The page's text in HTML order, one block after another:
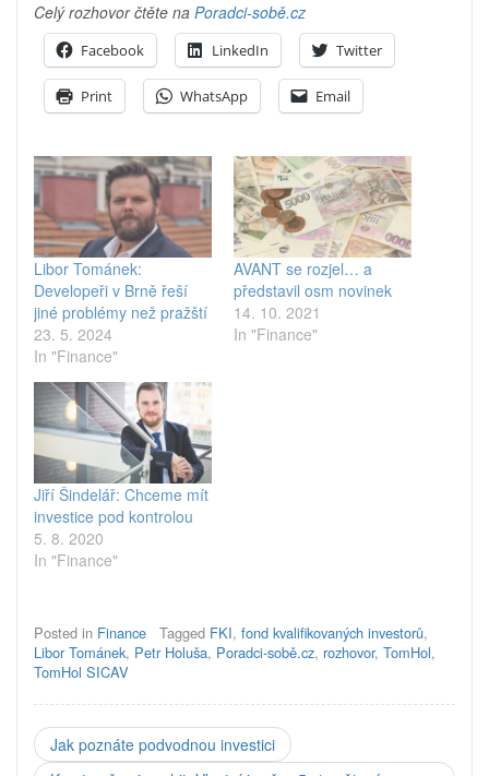
Celý rozhovor čtěte na Poradci-sobě.cz
Facebook LinkedIn Twitter
Print WhatsApp Email
Libor Tománek:
Developeři v Brně řeší
jiné problémy než pražští
23. 5. 2024
In "Finance"
AVANT se rozjel… a
představil osm novinek
14. 10. 2021
In "Finance"
Jiří Šindelář: Chceme mít
investice pod kontrolou
5. 8. 2020
In "Finance"
Posted in Finance Tagged FKI, fond kvalifikovaných investorů,
Libor Tománek, Petr Holuša, Poradci-sobě.cz, rozhovor, TomHol,
TomHol SICAV
Jak poznáte podvodnou investici